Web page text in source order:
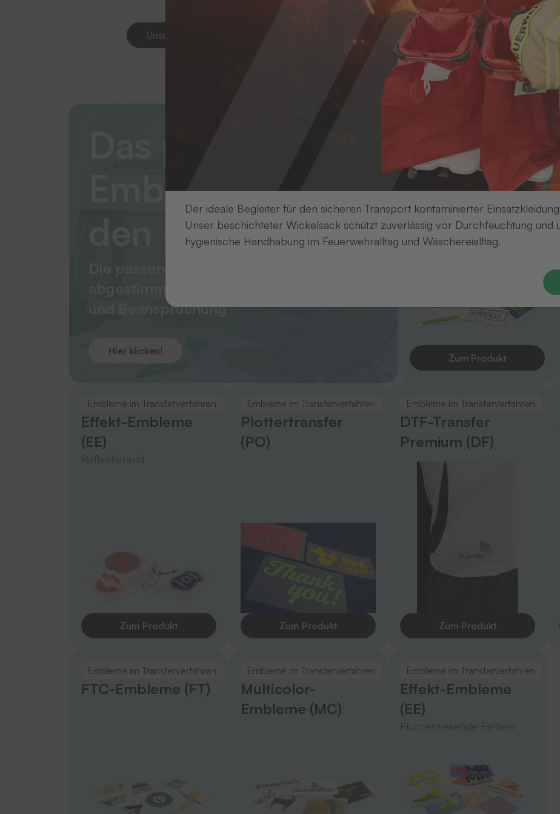
Unsere Embleme-Normen
Emblem macht
den Unterschied
Die passende Kennzeichnungslösung –
und Beanspruchung
Hier klicken!
Embleme (CC)
Zum Produkt
Embleme im Transferverfahren
Effekt-Embleme
(EE)
Zum Produkt
Embleme im Transferverfahren
Plottertransfer
(PO)
Zum Produkt
Embleme im Transferverfahren
DTF-Transfer
Premium (DF)
Zum Produkt
Embleme im Transferverfahren
FTC-Embleme (FT)
Embleme im Transferverfahren
Multicolor-
Embleme (MC)
Embleme im Transferverfahren
Effekt-Embleme
(EE)
Der ideale Begleiter für den sicheren Transport kontaminierter
Unser beschichteter Wickelsack schützt zuverlässig vor Durchfeuchtung und
hygienische Handhabung im Feuerwehralltag und Wäschereialltag.